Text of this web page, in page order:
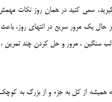
سعي كنيد در همان روز نكات
حال يك مرور سريع در انتهاي روز،
سنگين ، مرور و حل كردن چند تمرين ،
هميشه از كل به جزء و از بزرگ به